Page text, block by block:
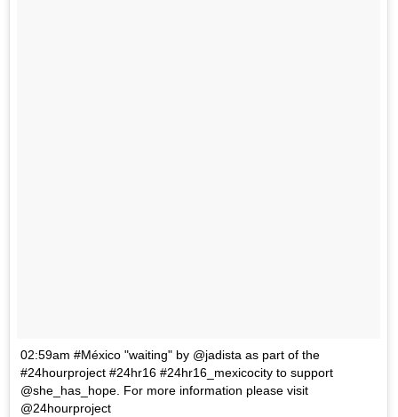
02:59am #México "waiting" by @jadista as part of the
#24hourproject #24hr16 #24hr16_mexicocity to support
@she_has_hope. For more information please visit
@24hourproject